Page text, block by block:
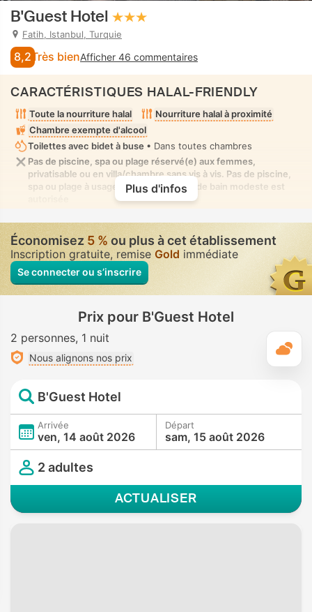
B'Guest Hotel
Fatih, Istanbul, Turquie
8,2 Très bienAfficher 46 commentaires
CARACTÉRISTIQUES HALAL-FRIENDLY
Toute la nourriture halal
Nourriture halal à proximité
Chambre exempte d'alcool
Toilettes avec bidet à buse • Dans toutes chambres
Pas de piscine, spa ou plage réservé(e) aux femmes,
privatisable ou en villa/chambre sans vis à vis. Pas de piscine,
spa ou plage à usage mixte où la tenue de bain modeste est
Plus d'infos
Économisez5 %ou plus à cet établissement
Inscription gratuite, remise Gold immédiate
Se connecter ou s’inscrire
Prix pour B'Guest Hotel
2 personnes 1 nuit
Nous alignons nos prix
B'Guest Hotel
Arrivée
ven, 14 août 2026
Départ
sam, 15 août 2026
2 adultes
ACTUALISER